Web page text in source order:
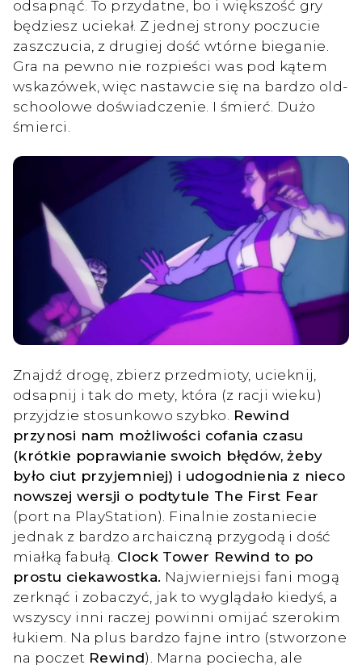
odsapnąć. To przydatne, bo i większość gry
będziesz uciekał. Z jednej strony poczucie
zaszczucia, z drugiej dość wtórne bieganie.
Gra na pewno nie rozpieści was pod kątem
wskazówek, więc nastawcie się na bardzo old-
schoolowe doświadczenie. I śmierć. Dużo
śmierci.
Znajdź drogę, zbierz przedmioty, ucieknij,
odsapnij i tak do mety, która (z racji wieku)
przyjdzie stosunkowo szybko. Rewind
przynosi nam możliwości cofania czasu
(krótkie poprawianie swoich błędów, żeby
było ciut przyjemniej) i udogodnienia z nieco
nowszej wersji o podtytule The First Fear
(port na PlayStation). Finalnie zostaniecie
jednak z bardzo archaiczną przygodą i dość
miałką fabułą. Clock Tower Rewind to po
prostu ciekawostka. Najwierniejsi fani mogą
zerknąć i zobaczyć, jak to wyglądało kiedyś, a
wszyscy inni raczej powinni omijać szerokim
łukiem. Na plus bardzo fajne intro (stworzone
na poczet Rewind). Marna pociecha, ale